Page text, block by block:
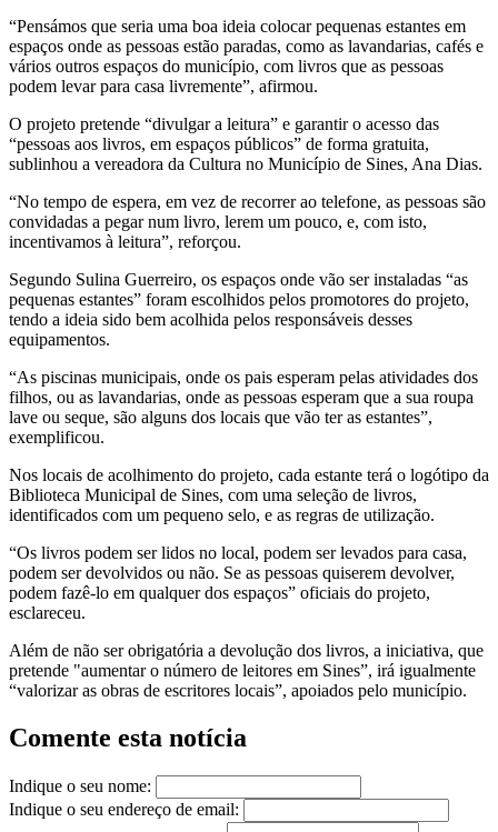
“Pensámos que seria uma boa ideia colocar pequenas estantes em
espaços onde as pessoas estão paradas, como as lavandarias, cafés e
vários outros espaços do município, com livros que as pessoas
podem levar para casa livremente”, afirmou.
O projeto pretende “divulgar a leitura” e garantir o acesso das
“pessoas aos livros, em espaços públicos” de forma gratuita,
sublinhou a vereadora da Cultura no Município de Sines, Ana Dias.
“No tempo de espera, em vez de recorrer ao telefone, as pessoas são
convidadas a pegar num livro, lerem um pouco, e, com isto,
incentivamos à leitura”, reforçou.
Segundo Sulina Guerreiro, os espaços onde vão ser instaladas “as
pequenas estantes” foram escolhidos pelos promotores do projeto,
tendo a ideia sido bem acolhida pelos responsáveis desses
equipamentos.
“As piscinas municipais, onde os pais esperam pelas atividades dos
filhos, ou as lavandarias, onde as pessoas esperam que a sua roupa
lave ou seque, são alguns dos locais que vão ter as estantes”,
exemplificou.
Nos locais de acolhimento do projeto, cada estante terá o logótipo da
Biblioteca Municipal de Sines, com uma seleção de livros,
identificados com um pequeno selo, e as regras de utilização.
“Os livros podem ser lidos no local, podem ser levados para casa,
podem ser devolvidos ou não. Se as pessoas quiserem devolver,
podem fazê-lo em qualquer dos espaços” oficiais do projeto,
esclareceu.
Além de não ser obrigatória a devolução dos livros, a iniciativa, que
pretende "aumentar o número de leitores em Sines”, irá igualmente
“valorizar as obras de escritores locais”, apoiados pelo município.
Comente esta notícia
Indique o seu nome:
Indique o seu endereço de email: